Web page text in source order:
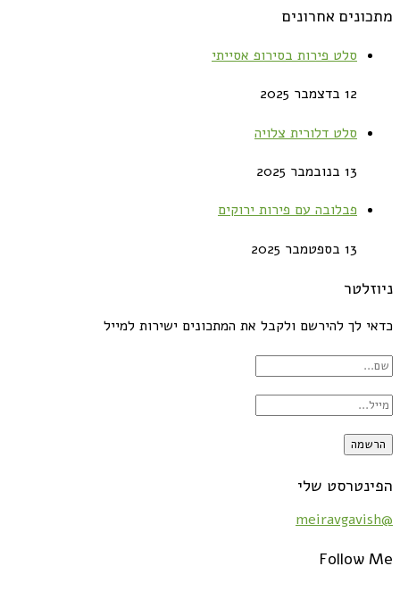
מתכונים אחרונים
סלט פירות בסירופ אסייתי
12 בדצמבר 2025
סלט דלורית צלויה
13 בנובמבר 2025
פבלובה עם פירות ירוקים
13 בספטמבר 2025
ניוזלטר
כדאי לך להירשם ולקבל את המתכונים ישירות למייל
הפינטרסט שלי
@meiravgavish
Follow Me